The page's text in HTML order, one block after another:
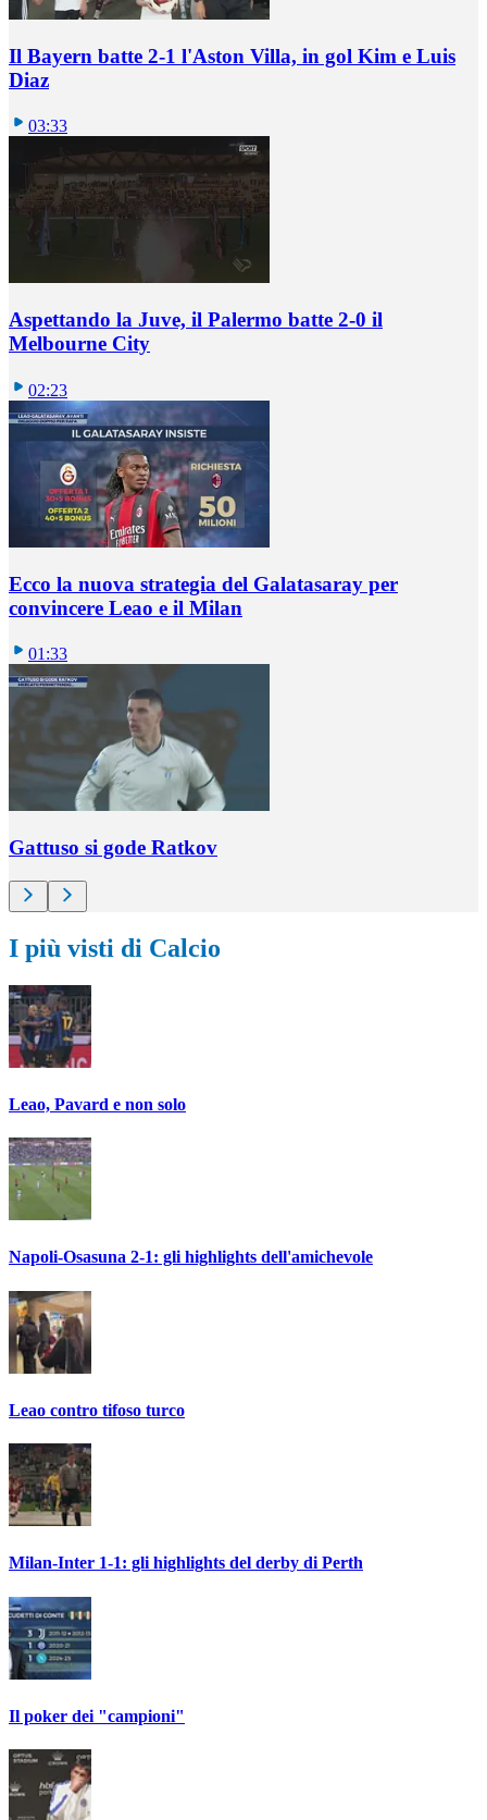
Il Bayern batte 2-1 l'Aston Villa, in gol Kim e Luis
Diaz
03:33
Aspettando la Juve, il Palermo batte 2-0 il
Melbourne City
02:23
Ecco la nuova strategia del Galatasaray per
convincere Leao e il Milan
01:33
Gattuso si gode Ratkov
I più visti di Calcio
Leao, Pavard e non solo
Napoli-Osasuna 2-1: gli highlights dell'amichevole
Leao contro tifoso turco
Milan-Inter 1-1: gli highlights del derby di Perth
Il poker dei "campioni"